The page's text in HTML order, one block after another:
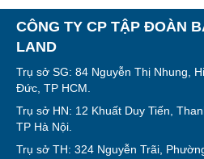
CÔNG TY CP TẬP ĐOÀN
LAND
Trụ sở SG: 84 Nguyễn Thị Nhung,
Đức, TP HCM.
Trụ sở HN: 12 Khuất Duy Tiến,
TP Hà Nội.
Trụ sở TH: 324 Nguyễn Trãi,